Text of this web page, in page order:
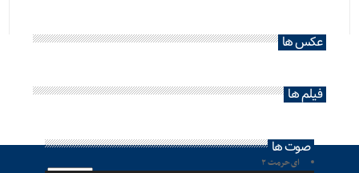
عکس ها
فیلم ها
صوت ها
ای حرمت ۲